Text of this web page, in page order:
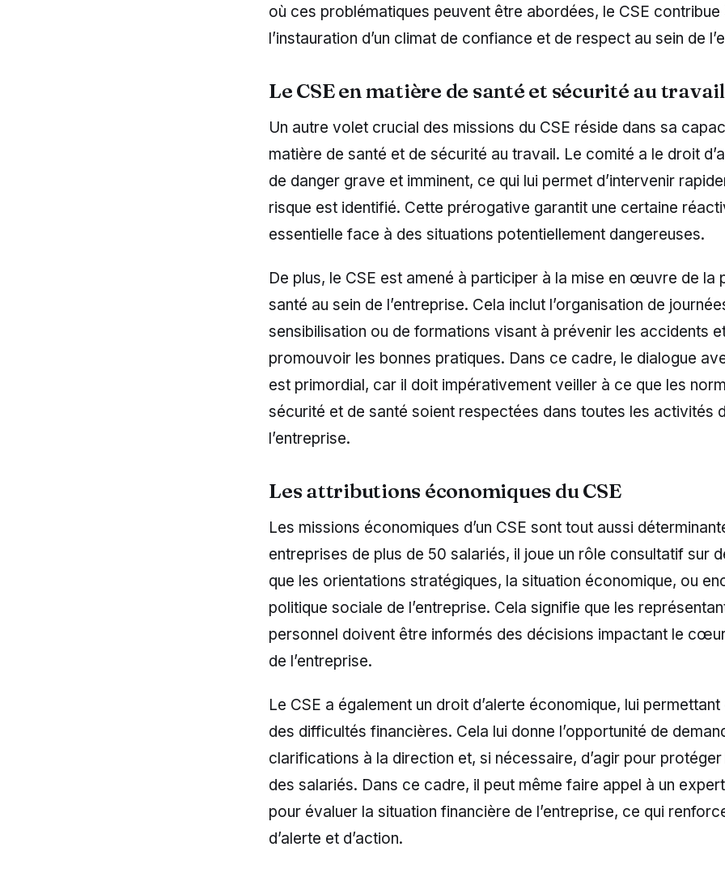
où ces problématiques peuvent être abordées, le CSE contribue
l’instauration d’un climat de confiance et de respect au sein de
Le CSE en matière de santé et sécurité au travail
Un autre volet crucial des missions du CSE réside dans sa
matière de santé et de sécurité au travail. Le comité a le droit
de danger grave et imminent, ce qui lui permet d’intervenir
risque est identifié. Cette prérogative garantit une certaine
essentielle face à des situations potentiellement dangereuses.
De plus, le CSE est amené à participer à la mise en œuvre de la
santé au sein de l’entreprise. Cela inclut l’organisation de
sensibilisation ou de formations visant à prévenir les accidents
promouvoir les bonnes pratiques. Dans ce cadre, le dialogue
est primordial, car il doit impérativement veiller à ce que les
sécurité et de santé soient respectées dans toutes les activités
l’entreprise.
Les attributions économiques du CSE
Les missions économiques d’un CSE sont tout aussi
entreprises de plus de 50 salariés, il joue un rôle consultatif sur
que les orientations stratégiques, la situation économique, ou
politique sociale de l’entreprise. Cela signifie que les
personnel doivent être informés des décisions impactant le
de l’entreprise.
Le CSE a également un droit d’alerte économique, lui
des difficultés financières. Cela lui donne l’opportunité de
clarifications à la direction et, si nécessaire, d’agir pour
des salariés. Dans ce cadre, il peut même faire appel à un
pour évaluer la situation financière de l’entreprise, ce qui
d’alerte et d’action.